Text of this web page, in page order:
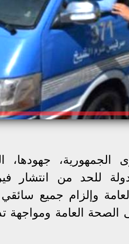
جهودها،
للحد من انتشار
وإلزام جميع
الصحة العامة ومواجهة